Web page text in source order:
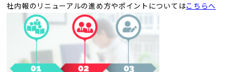
社内報のリニューアルの進め方やポイントについてはこちらへ